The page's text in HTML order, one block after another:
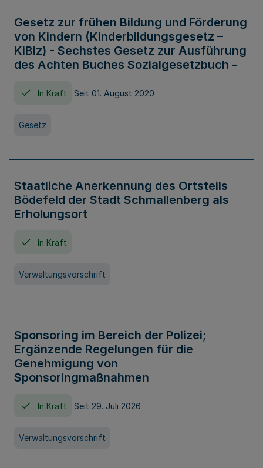
Gesetz zur frühen Bildung und Förderung
von Kindern (Kinderbildungsgesetz –
KiBiz) - Sechstes Gesetz zur Ausführung
des Achten Buches Sozialgesetzbuch -
In Kraft Seit 01. August 2020
Gesetz
Staatliche Anerkennung des Ortsteils
Bödefeld der Stadt Schmallenberg als
Erholungsort
In Kraft
Verwaltungsvorschrift
Sponsoring im Bereich der Polizei;
Ergänzende Regelungen für die
Genehmigung von
Sponsoringmaßnahmen
In Kraft Seit 29. Juli 2026
Verwaltungsvorschrift